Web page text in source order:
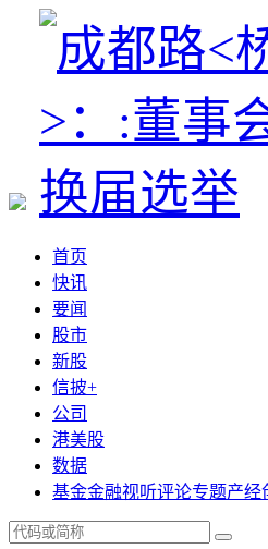
首页
快讯
要闻
股市
新股
信披+
公司
港美股
数据
基金金融视听评论专题产经